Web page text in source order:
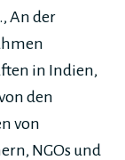
An der
in Indien,
den
von
NGOs und